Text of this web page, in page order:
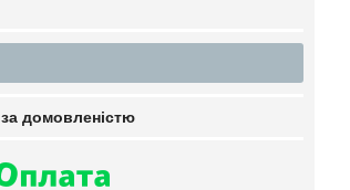
за домовленістю